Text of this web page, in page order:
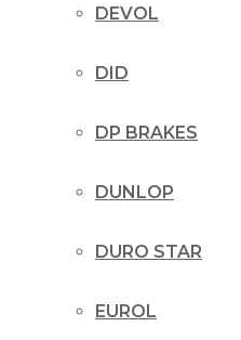
DEVOL
DID
DP BRAKES
DUNLOP
DURO STAR
EUROL